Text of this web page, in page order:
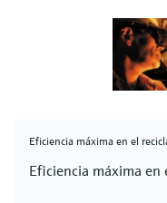
Eficiencia máxima en el
Eficiencia máxima en